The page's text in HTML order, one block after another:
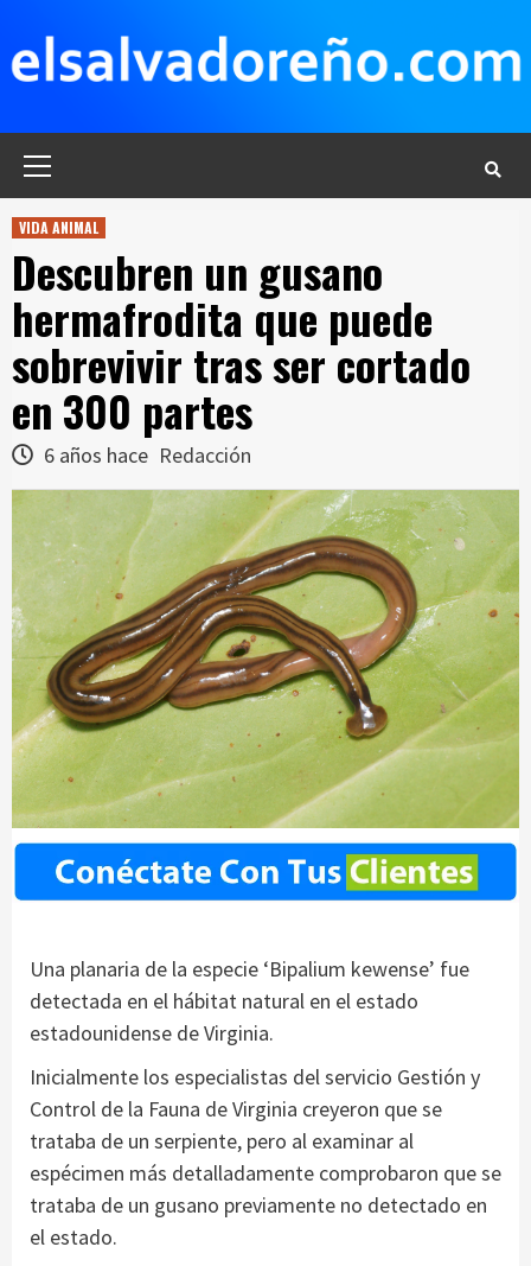
contenido
VIDA ANIMAL
Descubren un gusano
hermafrodita que puede
sobrevivir tras ser cortado
en 300 partes
6 años hace Redacción
Una planaria de la especie ‘Bipalium kewense’ fue
detectada en el hábitat natural en el estado
estadounidense de Virginia.
Inicialmente los especialistas del servicio Gestión y
Control de la Fauna de Virginia creyeron que se
trataba de un serpiente, pero al examinar al
espécimen más detalladamente comprobaron que se
trataba de un gusano previamente no detectado en
el estado.